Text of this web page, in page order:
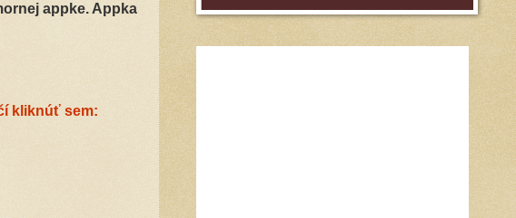
appke. Appka
kliknúť sem: